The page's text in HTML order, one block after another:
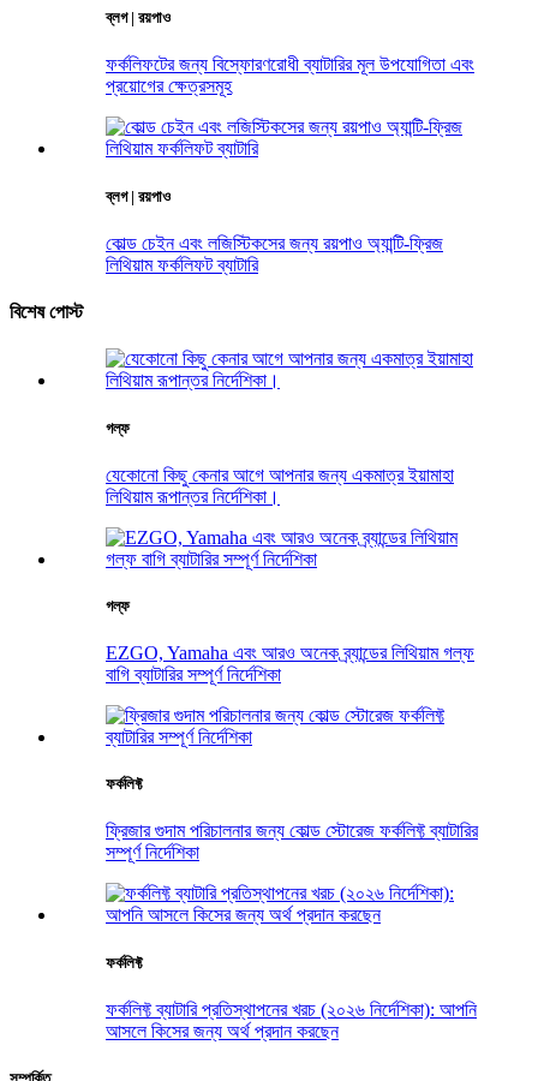
ব্লগ | রয়পাও
ফর্কলিফটের জন্য বিস্ফোরণরোধী ব্যাটারির মূল উপযোগিতা এবং
প্রয়োগের ক্ষেত্রসমূহ
ব্লগ | রয়পাও
কোল্ড চেইন এবং লজিস্টিকসের জন্য রয়পাও অ্যান্টি-ফ্রিজ
লিথিয়াম ফর্কলিফট ব্যাটারি
বিশেষ পোস্ট
গল্ফ
যেকোনো কিছু কেনার আগে আপনার জন্য একমাত্র ইয়ামাহা
লিথিয়াম রূপান্তর নির্দেশিকা।
গল্ফ
EZGO, Yamaha এবং আরও অনেক ব্র্যান্ডের লিথিয়াম গল্ফ
বাগি ব্যাটারির সম্পূর্ণ নির্দেশিকা
ফর্কলিফ্ট
ফ্রিজার গুদাম পরিচালনার জন্য কোল্ড স্টোরেজ ফর্কলিফ্ট ব্যাটারির
সম্পূর্ণ নির্দেশিকা
ফর্কলিফ্ট
ফর্কলিফ্ট ব্যাটারি প্রতিস্থাপনের খরচ (২০২৬ নির্দেশিকা): আপনি
আসলে কিসের জন্য অর্থ প্রদান করছেন